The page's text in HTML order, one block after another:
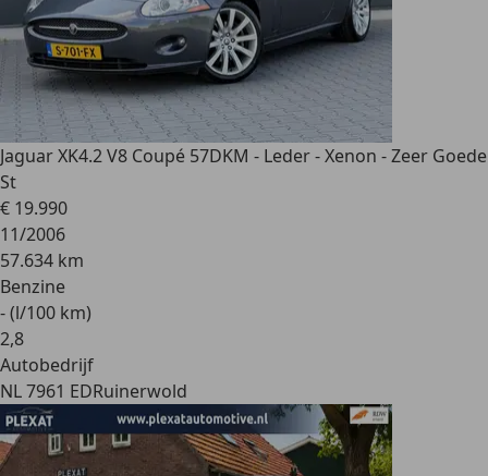
Jaguar XK4.2 V8 Coupé 57DKM - Leder - Xenon - Zeer Goede
St
€ 19.990
11/2006
57.634 km
Benzine
- (l/100 km)
2,8
Autobedrijf
NL 7961 EDRuinerwold